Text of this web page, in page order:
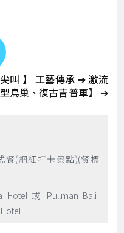
叫 】 工藝傳承 ➔ 激流
鳥巢、復古吉普車】 ➔
餐(網紅打卡景點)(餐標
Hotel 或 Pullman Bali